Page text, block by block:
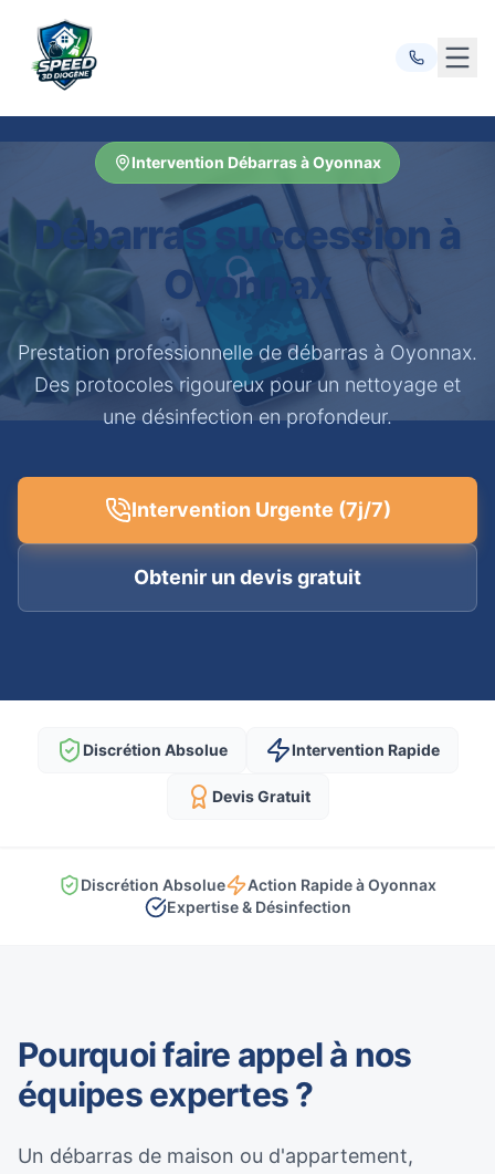
Intervention Débarras à Oyonnax
Débarras succession à
Oyonnax
Prestation professionnelle de débarras à Oyonnax.
Des protocoles rigoureux pour un nettoyage et
une désinfection en profondeur.
Intervention Urgente (7j/7)
Obtenir un devis gratuit
Discrétion Absolue Intervention Rapide
Devis Gratuit
Discrétion Absolue
Action Rapide à Oyonnax
Expertise & Désinfection
Pourquoi faire appel à nos
équipes expertes ?
Un débarras de maison ou d'appartement,